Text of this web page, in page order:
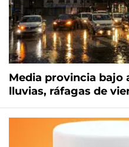
Media provincia bajo
lluvias, ráfagas de